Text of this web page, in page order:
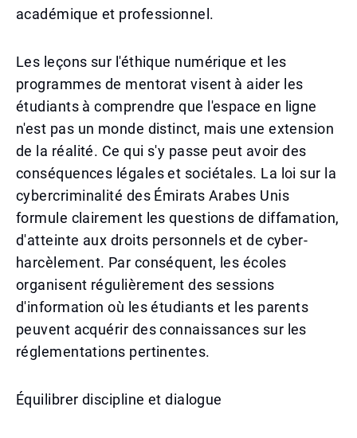
académique et professionnel.
Les leçons sur l'éthique numérique et les
programmes de mentorat visent à aider les
étudiants à comprendre que l'espace en ligne
n'est pas un monde distinct, mais une extension
de la réalité. Ce qui s'y passe peut avoir des
conséquences légales et sociétales. La loi sur la
cybercriminalité des Émirats Arabes Unis
formule clairement les questions de diffamation,
d'atteinte aux droits personnels et de cyber-
harcèlement. Par conséquent, les écoles
organisent régulièrement des sessions
d'information où les étudiants et les parents
peuvent acquérir des connaissances sur les
réglementations pertinentes.
Équilibrer discipline et dialogue